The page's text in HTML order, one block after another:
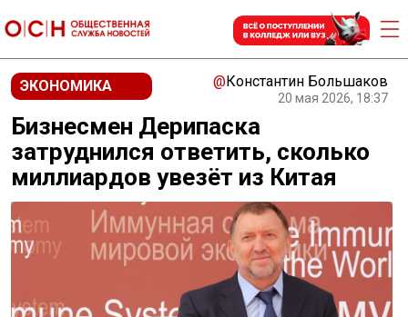
ЭКОНОМИКА @Константин Большаков
20 мая 2026, 18:37
Бизнесмен Дерипаска
затруднился ответить, сколько
миллиардов увезёт из Китая